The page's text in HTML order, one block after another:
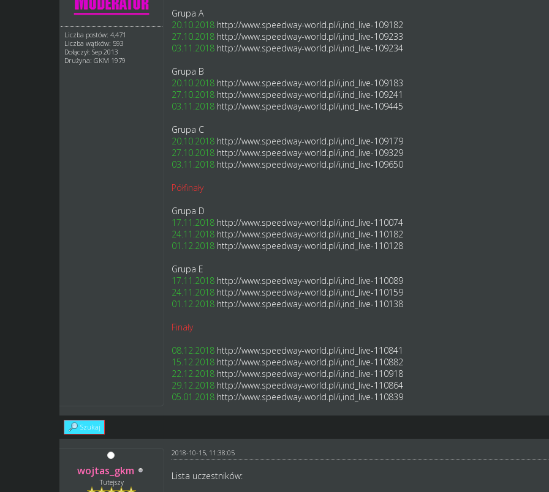
Liczba postów: 4,471
Liczba wątków: 593
Dołączył: Sep 2013
Drużyna: GKM 1979
Grupa A
20.10.2018 http://www.speedway-world.pl/i,ind_live-109182
27.10.2018 http://www.speedway-world.pl/i,ind_live-109233
03.11.2018 http://www.speedway-world.pl/i,ind_live-109234
Grupa B
20.10.2018 http://www.speedway-world.pl/i,ind_live-109183
27.10.2018 http://www.speedway-world.pl/i,ind_live-109241
03.11.2018 http://www.speedway-world.pl/i,ind_live-109445
Grupa C
20.10.2018 http://www.speedway-world.pl/i,ind_live-109179
27.10.2018 http://www.speedway-world.pl/i,ind_live-109329
03.11.2018 http://www.speedway-world.pl/i,ind_live-109650
Półfinały
Grupa D
17.11.2018 http://www.speedway-world.pl/i,ind_live-110074
24.11.2018 http://www.speedway-world.pl/i,ind_live-110182
01.12.2018 http://www.speedway-world.pl/i,ind_live-110128
Grupa E
17.11.2018 http://www.speedway-world.pl/i,ind_live-110089
24.11.2018 http://www.speedway-world.pl/i,ind_live-110159
01.12.2018 http://www.speedway-world.pl/i,ind_live-110138
Finały
08.12.2018 http://www.speedway-world.pl/i,ind_live-110841
15.12.2018 http://www.speedway-world.pl/i,ind_live-110882
22.12.2018 http://www.speedway-world.pl/i,ind_live-110918
29.12.2018 http://www.speedway-world.pl/i,ind_live-110864
05.01.2018 http://www.speedway-world.pl/i,ind_live-110839
Szukaj
wojtas_gkm
Tutejszy
2018-10-15, 11:38:05
Lista uczestników: